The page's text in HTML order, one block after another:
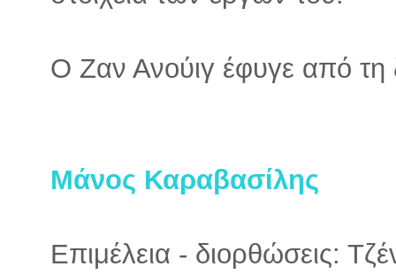
Ο Ζαν Ανούιγ έφυγε από τη
Μάνος Καραβασίλης
Επιμέλεια - διορθώσεις: